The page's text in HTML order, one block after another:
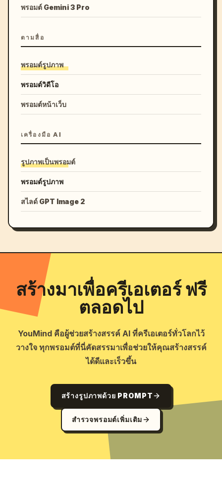
พรอมต์ Gemini 3 Pro
ตามสื่อ
พรอมต์รูปภาพ
พรอมต์วิดีโอ
พรอมต์หน้าเว็บ
เครื่องมือ AI
รูปภาพเป็นพรอมต์
พรอมต์รูปภาพ
สไลด์ GPT Image 2
สร้างมาเพื่อครีเอเตอร์ ฟรี
ตลอดไป
YouMind คือผู้ช่วยสร้างสรรค์ AI ที่ครีเอเตอร์ทั่วโลกไว้
วางใจ ทุกพรอมต์ที่นี่คัดสรรมาเพื่อช่วยให้คุณสร้างสรรค์
ได้ดีและเร็วขึ้น
สร้างรูปภาพด้วย PROMPT
สำรวจพรอมต์เพิ่มเติม